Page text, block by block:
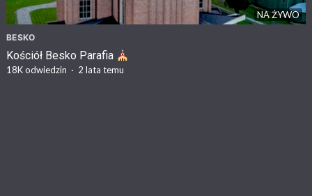
NA ŻYWO
BESKO
Kościół Besko Parafia
18Kodwiedzin · 2 lata temu